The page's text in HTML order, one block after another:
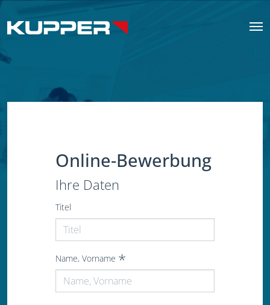
Online-Bewerbung
Ihre Daten
Titel
Name, Vorname